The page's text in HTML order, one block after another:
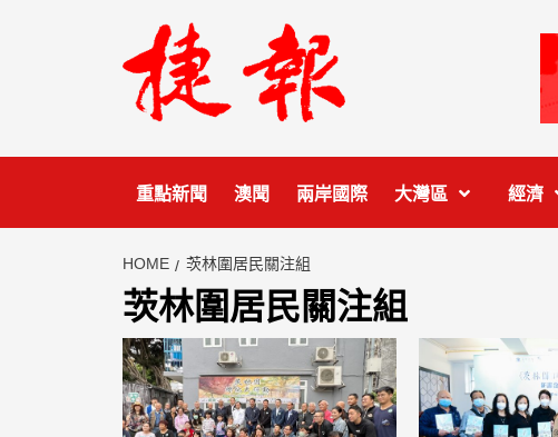
重點新聞 澳聞 兩岸國際 大灣區 經濟
HOME 茨林圍居民關注組
茨林圍居民關注組